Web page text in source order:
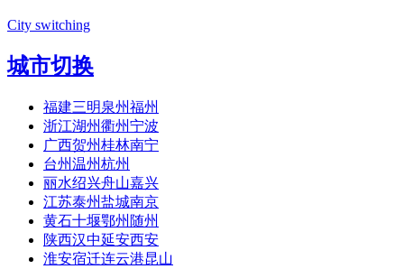
City switching
城市切换
福建三明泉州福州
浙江湖州衢州宁波
广西贺州桂林南宁
台州温州杭州
丽水绍兴舟山嘉兴
江苏泰州盐城南京
黄石十堰鄂州随州
陕西汉中延安西安
淮安宿迁连云港昆山